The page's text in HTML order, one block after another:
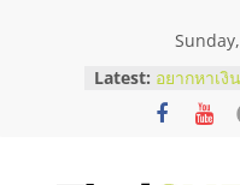
Latest: อยากหาเ
เริ่มยังไง
สัมมนาออ